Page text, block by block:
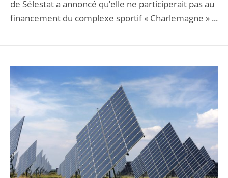
de Sélestat a annoncé qu’elle ne participerait pas au
financement du complexe sportif « Charlemagne » ...